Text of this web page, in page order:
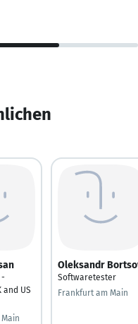
-
and US
Oleksandr
Softwaretester
Frankfurt am Main